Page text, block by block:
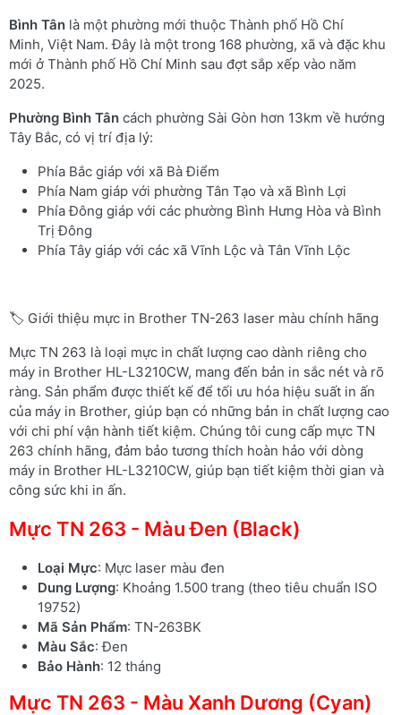
Bình Tân là một phường mới thuộc Thành phố Hồ Chí
Minh, Việt Nam. Đây là một trong 168 phường, xã và đặc khu
mới ở Thành phố Hồ Chí Minh sau đợt sắp xếp vào năm
2025.
Phường Bình Tân cách phường Sài Gòn hơn 13km về hướng
Tây Bắc, có vị trí địa lý:
Phía Bắc giáp với xã Bà Điểm
Phía Nam giáp với phường Tân Tạo và xã Bình Lợi
Phía Đông giáp với các phường Bình Hưng Hòa và Bình
Trị Đông
Phía Tây giáp với các xã Vĩnh Lộc và Tân Vĩnh Lộc
🏷️ Giới thiệu mực in Brother TN-263 laser màu chính hãng
Mực TN 263 là loại mực in chất lượng cao dành riêng cho
máy in Brother HL-L3210CW, mang đến bản in sắc nét và rõ
ràng. Sản phẩm được thiết kế để tối ưu hóa hiệu suất in ấn
của máy in Brother, giúp bạn có những bản in chất lượng cao
với chi phí vận hành tiết kiệm. Chúng tôi cung cấp mực TN
263 chính hãng, đảm bảo tương thích hoàn hảo với dòng
máy in Brother HL-L3210CW, giúp bạn tiết kiệm thời gian và
công sức khi in ấn.
Mực TN 263 - Màu Đen (Black)
Loại Mực: Mực laser màu đen
Dung Lượng: Khoảng 1.500 trang (theo tiêu chuẩn ISO
19752)
Mã Sản Phẩm: TN-263BK
Màu Sắc: Đen
Bảo Hành: 12 tháng
Mực TN 263 - Màu Xanh Dương (Cyan)